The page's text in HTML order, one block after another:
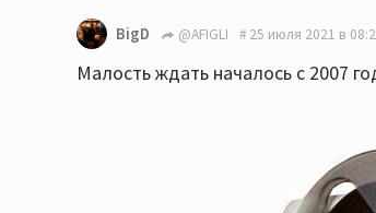
BigD @AFIGLI 25 июля 2021 в
Малость ждать началось с 2007